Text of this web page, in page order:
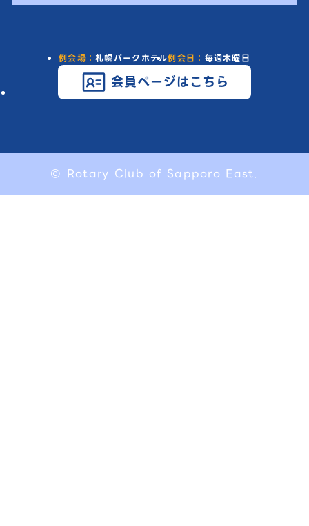
例会場：札幌パークホテル例会日： 毎週木曜日
会員ページはこちら
© Rotary Club of Sapporo East.